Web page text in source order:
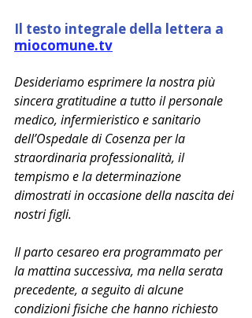
Il testo integrale della lettera a
miocomune.tv
Desideriamo esprimere la nostra più
sincera gratitudine a tutto il personale
medico, infermieristico e sanitario
dell’Ospedale di Cosenza per la
straordinaria professionalità, il
tempismo e la determinazione
dimostrati in occasione della nascita dei
nostri figli.
Il parto cesareo era programmato per
la mattina successiva, ma nella serata
precedente, a seguito di alcune
condizioni fisiche che hanno richiesto